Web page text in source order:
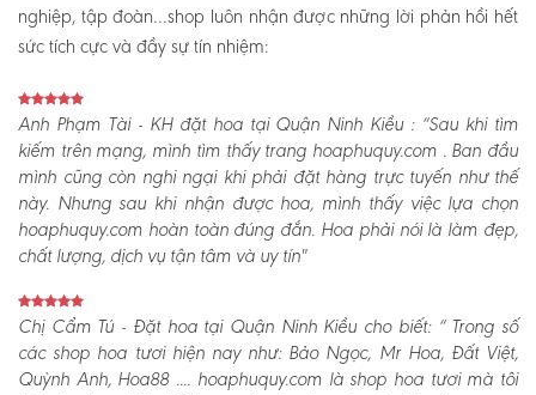
nghiệp, tập đoàn…shop luôn nhận được những lời phản hồi hết
sức tích cực và đầy sự tín nhiệm:
Anh Phạm Tài - KH đặt hoa tại Quận Ninh Kiều :“Sau khi tìm
kiếm trên mạng, mình tìm thấy trang hoaphuquy.com . Ban đầu
mình cũng còn nghi ngại khi phải đặt hàng trực tuyến như thế
này. Nhưng sau khi nhận được hoa, mình thấy việc lựa chọn
hoaphuquy.com hoàn toàn đúng đắn. Hoa phải nói là làm đẹp,
chất lượng, dịch vụ tận tâm và uy tín"
Chị Cẩm Tú - Đặt hoa tại Quận Ninh Kiều cho biết:“ Trong số
các shop hoa tươi hiện nay như: Bảo Ngọc, Mr Hoa, Đất Việt,
Quỳnh Anh, Hoa88 .... hoaphuquy.com là shop hoa tươi mà tôi